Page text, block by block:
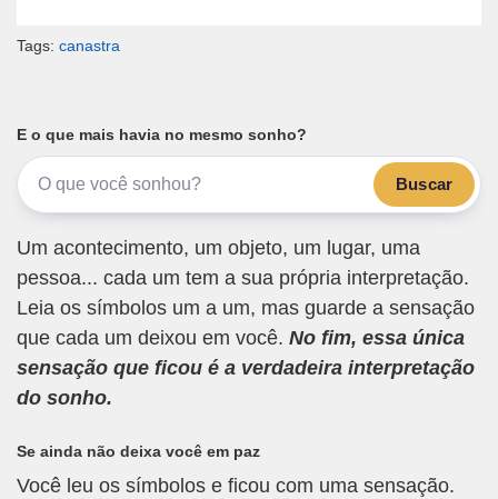
Tags: canastra
E o que mais havia no mesmo sonho?
Buscar
Um acontecimento, um objeto, um lugar, uma
pessoa... cada um tem a sua própria interpretação.
Leia os símbolos um a um, mas guarde a sensação
que cada um deixou em você. No fim, essa única
sensação que ficou é a verdadeira interpretação
do sonho.
Se ainda não deixa você em paz
Você leu os símbolos e ficou com uma sensação.